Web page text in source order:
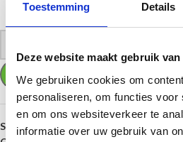
Toestemming Details
Deze website maakt gebruik
We gebruiken cookies om
personaliseren, om functies voor
en om ons websiteverkeer te
informatie over uw gebruik van
Wilt u een andere afbeelding of
TOEVOEGEN AAN
SKU: ET.471.02